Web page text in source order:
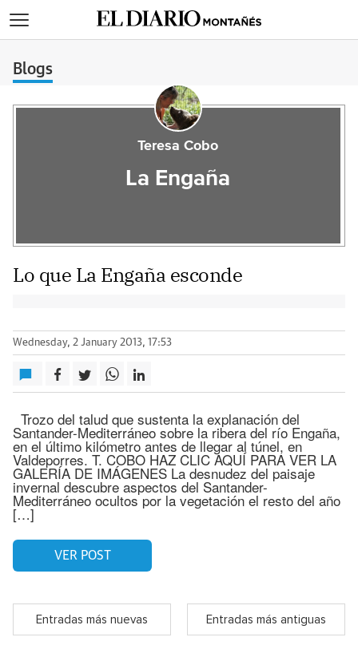
Blogs
Teresa Cobo
La Engaña
Lo que La Engaña esconde
Wednesday, 2 January 2013, 17:53
Trozo del talud que sustenta la explanación del
Santander-Mediterráneo sobre la ribera del río Engaña,
en el último kilómetro antes de llegar al túnel, en
Valdeporres. T. COBO HAZ CLIC AQUÍ PARA VER LA
GALERÍA DE IMÁGENES La desnudez del paisaje
invernal descubre aspectos del Santander-
Mediterráneo ocultos por la vegetación el resto del año
[…]
VER POST
Entradas más nuevas Entradas más antiguas